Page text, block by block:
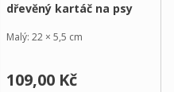
dřevěný kartáč na psy
Malý: 22 × 5,5 cm
109,00 Kč